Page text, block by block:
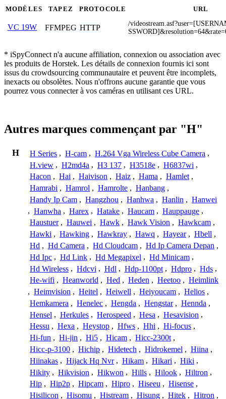
MODÈLES TAPEZ PROTOCOLE URL
VC 19W FFMPEG HTTP
/
* iSpyConnect n'a aucune affiliation, connexion ou association avec
les produits de Horstek. Les détails de connexion fournis ici sont
issus du crowdsourcing communautaire et peuvent être incomplets,
inexacts ou obsolètes. Nous n'offrons aucune garantie que vous
pourrez vous connecter à vos caméras en utilisant ces URL.
Autres marques commençant par "H"
H H Series , H-cam , H.264 Vga Wireless Cube Camera ,
H.view , H2md4a , H3 137 , H3518e , H6837wi ,
Hacon , Hai , Haivison , Haiz , Hama , Hamlet ,
Hamrabi , Hamrol , Hamrolte , Hanbang ,
Handy Ip Cam , Hangzhou , Hanhwa , Hanlin , Hanwei
, Hanwha , Harex , Hatake , Haucam , Hauppauge ,
Haustuer , Hauwei , Hawk , Hawk Vision , Hawkcam ,
Hawki , Hawking , Hawkray , Hawq , Hayear , Hbell ,
Hd , Hd Camera , Hd Cloudcam , Hd Ip Camera Depan ,
Hd Ipc , Hd Link , Hd Megapixel , Hd Minicam ,
Hd Wireless , Hdcvi , Hdl , Hdp-1100pt , Hdpro , Hds ,
He-wifi , Heanworld , Hed , Heden , Heetoo , Heimlink
, Heimvision , Heitel , Heiwell , Heiyoucam , Helios ,
Hemkamera , Henelec , Hengda , Hengstar , Hennda ,
Hensel , Herkules , Herospeed , Hesa , Hesavision ,
Hessu , Hexa , Heystop , Hfws , Hhi , Hi-focus ,
Hi-fun , Hi-jin , Hi5 , Hicam , Hicc-2300t ,
Hicc-p-3100 , Hichip , Hidetech , Hidrokemel , Hiina ,
Hiinakas , Hijack Hq Nvr , Hikam , Hikari , Hiki ,
Hikity , Hikvision , Hikwon , Hills , Hilook , Hiltron ,
Hip , Hip2p , Hipcam , Hipro , Hiseeu , Hisense ,
Hisilicon , Hisomu , Histream , Hisung , Hitek , Hitron ,